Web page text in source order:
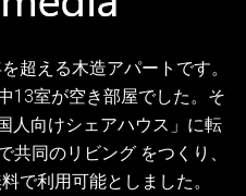
超える木造アパートです。
13室が空き部屋でした。そ
人向けシェアハウス」に転
同のリビング をつくり、
で利用可能としました。